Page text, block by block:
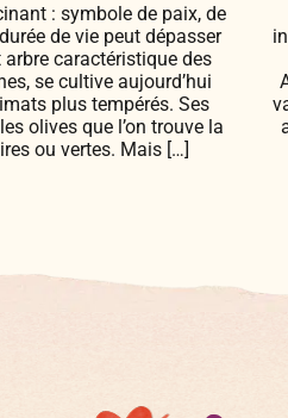
: symbole de paix, de
de vie peut dépasser
arbre caractéristique des
se cultive aujourd’hui
plus tempérés. Ses
olives que l’on trouve la
ou vertes. Mais […]